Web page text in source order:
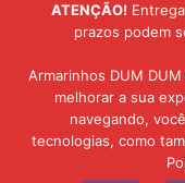
Localize lojas
Copyright © - 2019 -
ATENÇÃO!
prazos podem
Armarinhos DUM
melhorar a sua
navegando,
tecnologias, como